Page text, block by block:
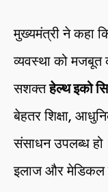
मुख्यमंत्री ने कहा
व्यवस्था को मजबूत
सशक्तहेल्थ इको
बेहतर शिक्षा,
संसाधन उपलब्ध
इलाज और मेडिकल